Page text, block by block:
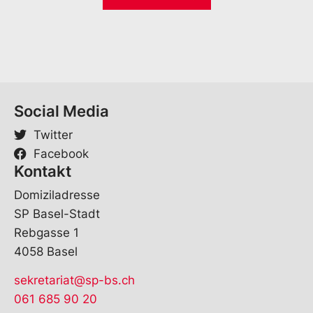
Social Media
Twitter
Facebook
Kontakt
Domiziladresse
SP Basel-Stadt
Rebgasse 1
4058 Basel
sekretariat@sp-bs.ch
061 685 90 20